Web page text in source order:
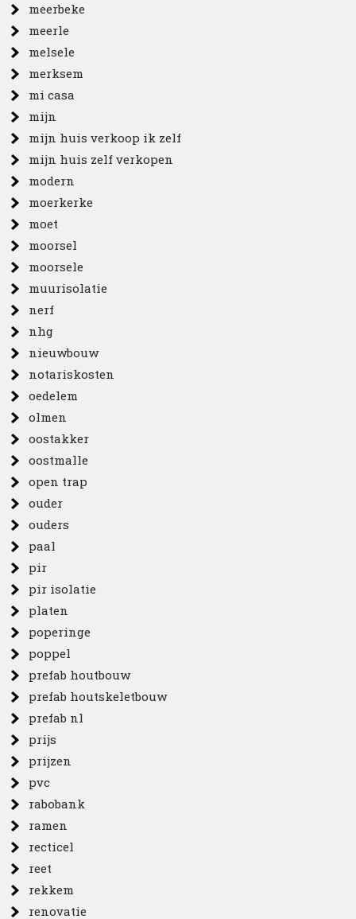
meerbeke
meerle
melsele
merksem
mi casa
mijn
mijn huis verkoop ik zelf
mijn huis zelf verkopen
modern
moerkerke
moet
moorsel
moorsele
muurisolatie
nerf
nhg
nieuwbouw
notariskosten
oedelem
olmen
oostakker
oostmalle
open trap
ouder
ouders
paal
pir
pir isolatie
platen
poperinge
poppel
prefab houtbouw
prefab houtskeletbouw
prefab nl
prijs
prijzen
pvc
rabobank
ramen
recticel
reet
rekkem
renovatie